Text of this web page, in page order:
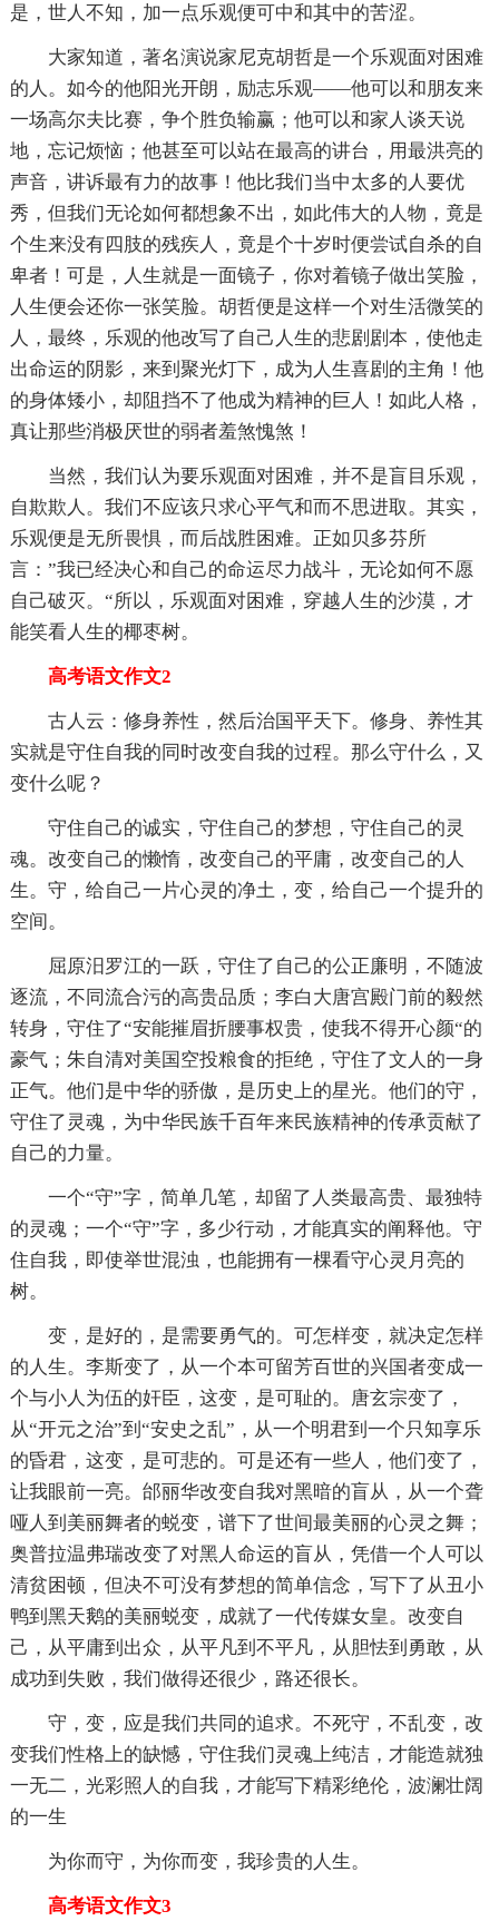
是，世人不知，加一点乐观便可中和其中的苦涩。
大家知道，著名演说家尼克胡哲是一个乐观面对困难
的人。如今的他阳光开朗，励志乐观——他可以和朋友来
一场高尔夫比赛，争个胜负输赢；他可以和家人谈天说
地，忘记烦恼；他甚至可以站在最高的讲台，用最洪亮的
声音，讲诉最有力的故事！他比我们当中太多的人要优
秀，但我们无论如何都想象不出，如此伟大的人物，竟是
个生来没有四肢的残疾人，竟是个十岁时便尝试自杀的自
卑者！可是，人生就是一面镜子，你对着镜子做出笑脸，
人生便会还你一张笑脸。胡哲便是这样一个对生活微笑的
人，最终，乐观的他改写了自己人生的悲剧剧本，使他走
出命运的阴影，来到聚光灯下，成为人生喜剧的主角！他
的身体矮小，却阻挡不了他成为精神的巨人！如此人格，
真让那些消极厌世的弱者羞煞愧煞！
当然，我们认为要乐观面对困难，并不是盲目乐观，
自欺欺人。我们不应该只求心平气和而不思进取。其实，
乐观便是无所畏惧，而后战胜困难。正如贝多芬所
言：”我已经决心和自己的命运尽力战斗，无论如何不愿
自己破灭。“所以，乐观面对困难，穿越人生的沙漠，才
能笑看人生的椰枣树。
高考语文作文2
古人云：修身养性，然后治国平天下。修身、养性其
实就是守住自我的同时改变自我的过程。那么守什么，又
变什么呢？
守住自己的诚实，守住自己的梦想，守住自己的灵
魂。改变自己的懒惰，改变自己的平庸，改变自己的人
生。守，给自己一片心灵的净土，变，给自己一个提升的
空间。
屈原汨罗江的一跃，守住了自己的公正廉明，不随波
逐流，不同流合污的高贵品质；李白大唐宫殿门前的毅然
转身，守住了“安能摧眉折腰事权贵，使我不得开心颜“的
豪气；朱自清对美国空投粮食的拒绝，守住了文人的一身
正气。他们是中华的骄傲，是历史上的星光。他们的守，
守住了灵魂，为中华民族千百年来民族精神的传承贡献了
自己的力量。
一个“守”字，简单几笔，却留了人类最高贵、最独特
的灵魂；一个“守”字，多少行动，才能真实的阐释他。守
住自我，即使举世混浊，也能拥有一棵看守心灵月亮的
树。
变，是好的，是需要勇气的。可怎样变，就决定怎样
的人生。李斯变了，从一个本可留芳百世的兴国者变成一
个与小人为伍的奸臣，这变，是可耻的。唐玄宗变了，
从“开元之治”到“安史之乱”，从一个明君到一个只知享乐
的昏君，这变，是可悲的。可是还有一些人，他们变了，
让我眼前一亮。邰丽华改变自我对黑暗的盲从，从一个聋
哑人到美丽舞者的蜕变，谱下了世间最美丽的心灵之舞；
奥普拉温弗瑞改变了对黑人命运的盲从，凭借一个人可以
清贫困顿，但决不可没有梦想的简单信念，写下了从丑小
鸭到黑天鹅的美丽蜕变，成就了一代传媒女皇。改变自
己，从平庸到出众，从平凡到不平凡，从胆怯到勇敢，从
成功到失败，我们做得还很少，路还很长。
守，变，应是我们共同的追求。不死守，不乱变，改
变我们性格上的缺憾，守住我们灵魂上纯洁，才能造就独
一无二，光彩照人的自我，才能写下精彩绝伦，波澜壮阔
的一生
为你而守，为你而变，我珍贵的人生。
高考语文作文3